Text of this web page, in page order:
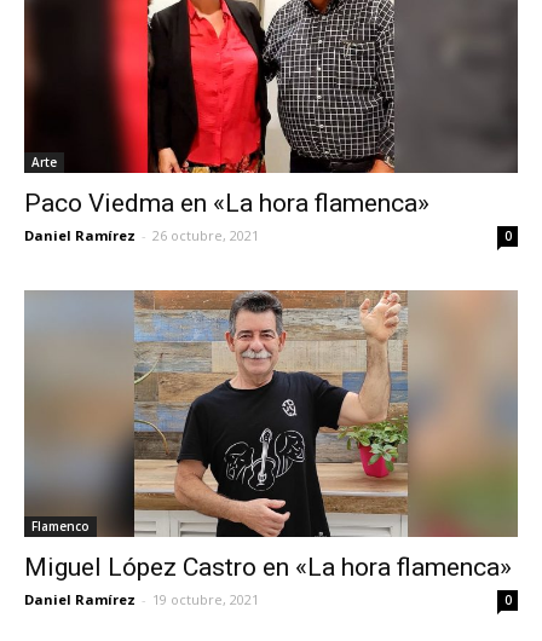
Arte
Paco Viedma en «La hora flamenca»
Daniel Ramírez - 26 octubre, 2021 0
Flamenco
Miguel López Castro en «La hora flamenca»
Daniel Ramírez - 19 octubre, 2021 0